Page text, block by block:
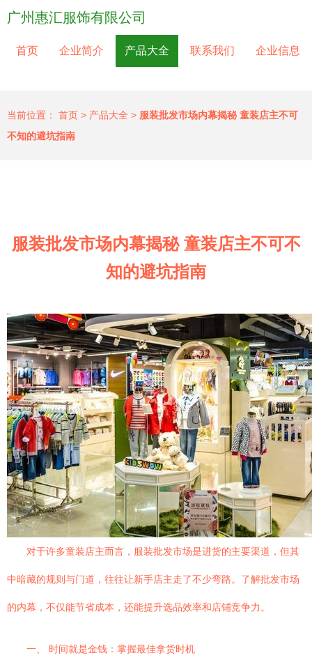
广州惠汇服饰有限公司
首页 企业简介 产品大全 联系我们 企业信息
当前位置： 首页 > 产品大全 > 服装批发市场内幕揭秘 童装店主不可
不知的避坑指南
服装批发市场内幕揭秘 童装店主不可不
知的避坑指南
对于许多童装店主而言，服装批发市场是进货的主要渠道，但其
中暗藏的规则与门道，往往让新手店主走了不少弯路。了解批发市场
的内幕，不仅能节省成本，还能提升选品效率和店铺竞争力。
一、 时间就是金钱：掌握最佳拿货时机